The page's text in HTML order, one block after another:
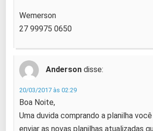
Wemerson
27 99975 0650
Anderson disse:
20/03/2017 às 02:29
Boa Noite,
Uma duvida comprando a planilha
enviar as novas planilhas atualizadas